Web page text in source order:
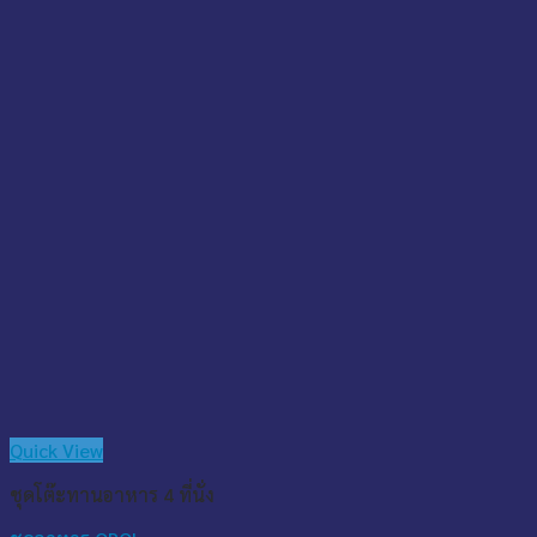
Quick View
ชุดโต๊ะทานอาหาร 4 ที่นั่ง